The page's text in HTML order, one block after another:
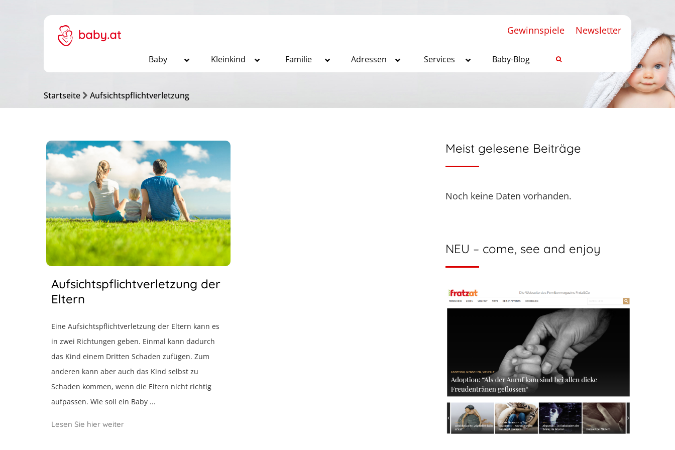
Gewinnspiele Newsletter
Baby Kleinkind Familie Adressen Services Baby-Blog
Startseite Aufsichtspflichtverletzung
Aufsichtspflichtverletzung der
Eltern
Eine Aufsichtspflichtverletzung der Eltern kann es
in zwei Richtungen geben. Einmal kann dadurch
das Kind einem Dritten Schaden zufügen. Zum
anderen kann aber auch das Kind selbst zu
Schaden kommen, wenn die Eltern nicht richtig
aufpassen. Wie soll ein Baby ...
Lesen Sie hier weiter
Meist gelesene Beiträge
Noch keine Daten vorhanden.
NEU – come, see and enjoy